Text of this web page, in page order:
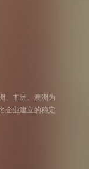
、非洲、澳洲为
企业建立的稳定